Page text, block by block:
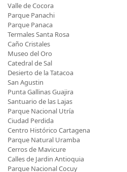
Valle de Cocora
Parque Panachi
Parque Panaca
Termales Santa Rosa
Caño Cristales
Museo del Oro
Catedral de Sal
Desierto de la Tatacoa
San Agustin
Punta Gallinas Guajira
Santuario de las Lajas
Parque Nacional Utría
Ciudad Perdida
Centro Histórico Cartagena
Parque Natural Uramba
Cerros de Mavicure
Calles de Jardin Antioquia
Parque Nacional Cocuy